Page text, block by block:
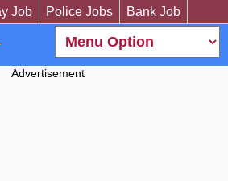
Job Police Jobs Bank Job
Advertisement